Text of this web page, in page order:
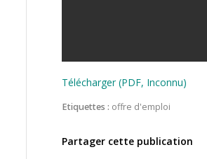
Télécharger (PDF, Inconnu)
Etiquettes : offre d'emploi
Partager cette publication